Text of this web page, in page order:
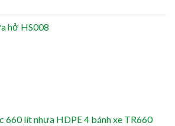
hở HS008
660 lít nhựa HDPE 4 bánh xe TR660